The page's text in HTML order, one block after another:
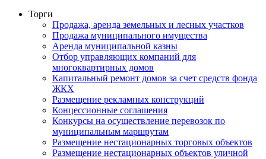
Торги
Продажа, аренда земельных и лесных участков
Продажа муниципального имущества
Аренда муниципальной казны
Отбор управляющих компаний для
многоквартирных домов
Капитальный ремонт домов за счет средств фонда
ЖКХ
Размещение рекламных конструкций
Концессионные соглашения
Конкурсы на осуществление перевозок по
муниципальным маршрутам
Размещение нестационарных торговых объектов
Размещение нестационарных объектов уличной